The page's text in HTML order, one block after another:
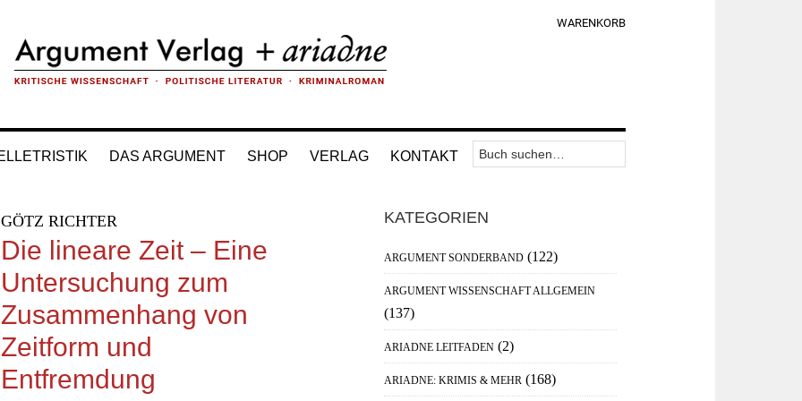
WARENKORB
DAS ARGUMENT SHOP VERLAG KONTAKT
Nav
Area
Suchen
nach:
GÖTZ RICHTER
Die lineare Zeit – Eine
Untersuchung zum
Zusammenhang von
Zeitform und
Entfremdung
Haupt-
Sidebar
KATEGORIEN
ARGUMENT SONDERBAND (122)
ARGUMENT WISSENSCHAFT ALLGEMEIN
(137)
ARIADNE LEITFADEN (2)
ARIADNE: KRIMIS & MEHR (168)